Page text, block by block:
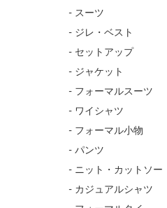
- スーツ
- ジレ・ベスト
- セットアップ
- ジャケット
- フォーマルスーツ
- ワイシャツ
- フォーマル小物
- パンツ
- ニット・カットソー
- カジュアルシャツ